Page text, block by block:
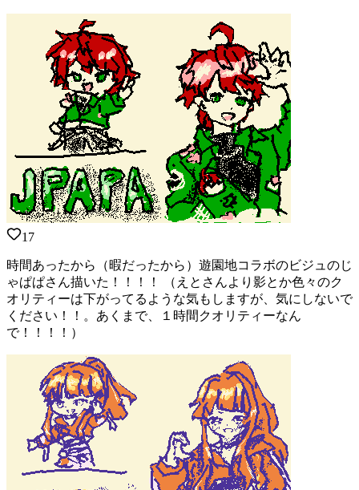
17
時間あったから（暇だったから）遊園地コラボのビジュのじ
ゃぱぱさん描いた！！！！ （えとさんより影とか色々のク
オリティーは下がってるような気もしますが、気にしないで
ください！！。あくまで、１時間クオリティーなん
で！！！！）